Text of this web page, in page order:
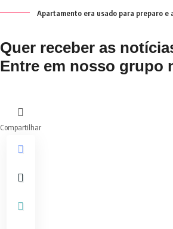
Apartamento era usado para preparo e
Quer receber as
Entre em nosso grupo
Compartilhar